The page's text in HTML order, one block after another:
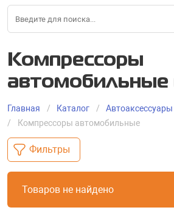
Компрессоры
автомобильные
Главная Каталог
Aвтоаксессуары
Компрессоры автомобильные
Фильтры
Товаров не найдено